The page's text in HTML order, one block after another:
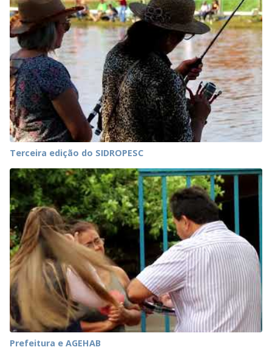
Terceira edição do SIDROPESC
Prefeitura e AGEHAB